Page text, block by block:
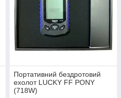
Портативний бездротовий
ехолот LUCKY FF PONY
(718W)